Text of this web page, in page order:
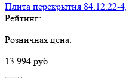
Плита перекрытия 84.12.22-
Рейтинг:
Розничная цена:
13 994 руб.